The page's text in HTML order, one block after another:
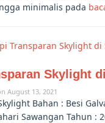
minimalis pada
Skylight
August 13, 2021
Bahan : Besi
Sawangan Tahun :